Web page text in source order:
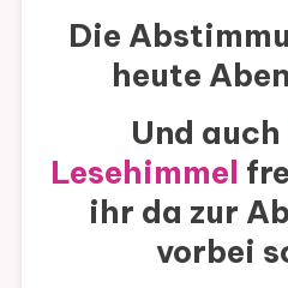
Die
heute
Und auch
Lesehimmel
ihr da zur
vorbei